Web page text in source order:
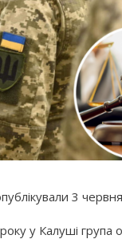
3
у Калуші група